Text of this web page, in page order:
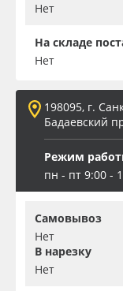
Нет
На складе
Нет
198095, г.
Бадаевский
Режим
пн - пт 9:00 -
Самовывоз
Нет
В нарезку
Нет